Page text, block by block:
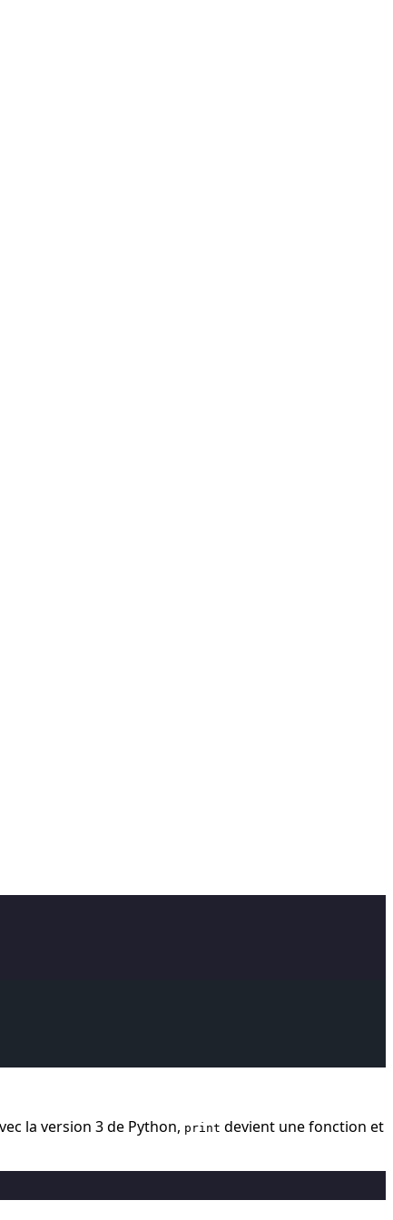
la version 3 de Python, print devient une fonction et